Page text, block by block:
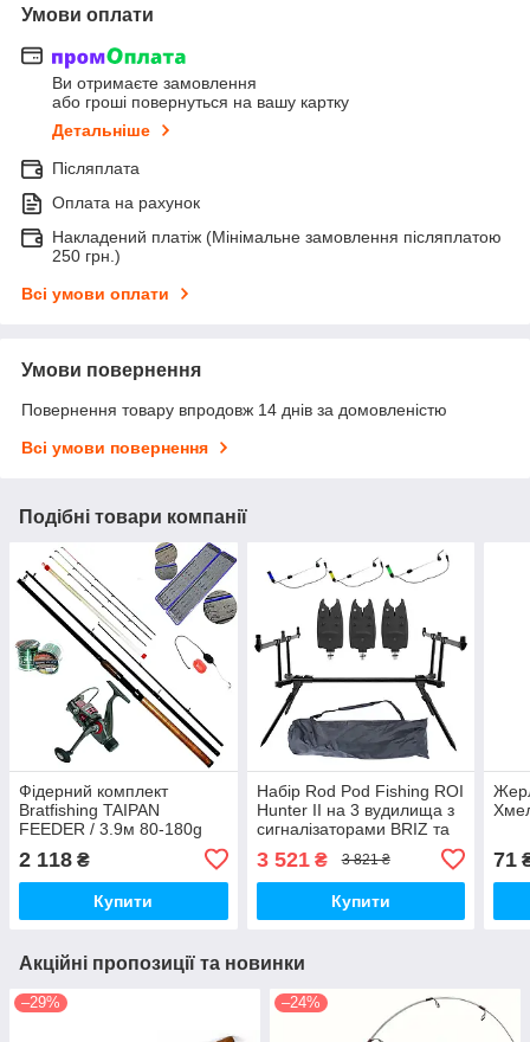
Умови оплати
Ви отримаєте замовлення
або гроші повернуться на вашу картку
Детальніше
Післяплата
Оплата на рахунок
Накладений платіж (Мінімальне замовлення післяплатою
250 грн.)
Всі умови оплати
Умови повернення
Повернення товару впродовж 14 днів за домовленістю
Всі умови повернення
Подібні товари компанії
Фідерний комплект
Bratfishing TAIPAN
FEEDER / 3.9м 80-180g
2 118 ₴
Купити
Набір Rod Pod Fishing ROI
Hunter II на 3 вудилища з
сигналізаторами BRIZ та
3 521₴ 3 821 ₴
Купити
71
Акційні пропозиції та новинки
–29% –24%